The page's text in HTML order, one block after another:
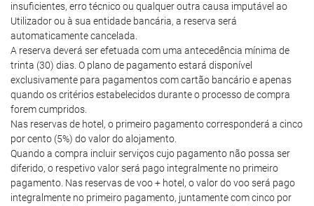
insuficientes, erro técnico ou qualquer outra causa imputável ao
Utilizador ou à sua entidade bancária, a reserva será
automaticamente cancelada.
A reserva deverá ser efetuada com uma antecedência mínima de
trinta (30) dias. O plano de pagamento estará disponível
exclusivamente para pagamentos com cartão bancário e apenas
quando os critérios estabelecidos durante o processo de compra
forem cumpridos.
Nas reservas de hotel, o primeiro pagamento corresponderá a cinco
por cento (5%) do valor do alojamento.
Quando a compra incluir serviços cujo pagamento não possa ser
diferido, o respetivo valor será pago integralmente no primeiro
pagamento. Nas reservas de voo + hotel, o valor do voo será pago
integralmente no primeiro pagamento, juntamente com cinco por